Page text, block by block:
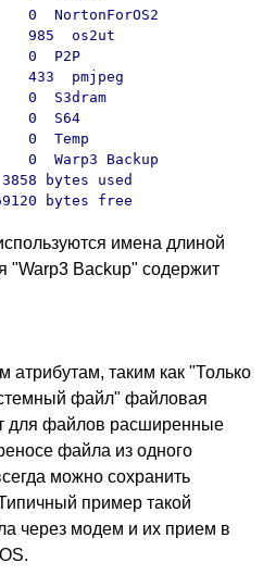
0  NortonForOS2
985  os2ut
0  P2P
433  pmjpeg
0  S3dram
0  S64
0  Temp
0  Warp3 Backup
bytes used
bytes free
имена длиной
"Warp3 Backup" содержит
таким как "Только
файл" файловая
для файлов расширенные
файла из одного
можно сохранить
пример такой
через модем и их прием в